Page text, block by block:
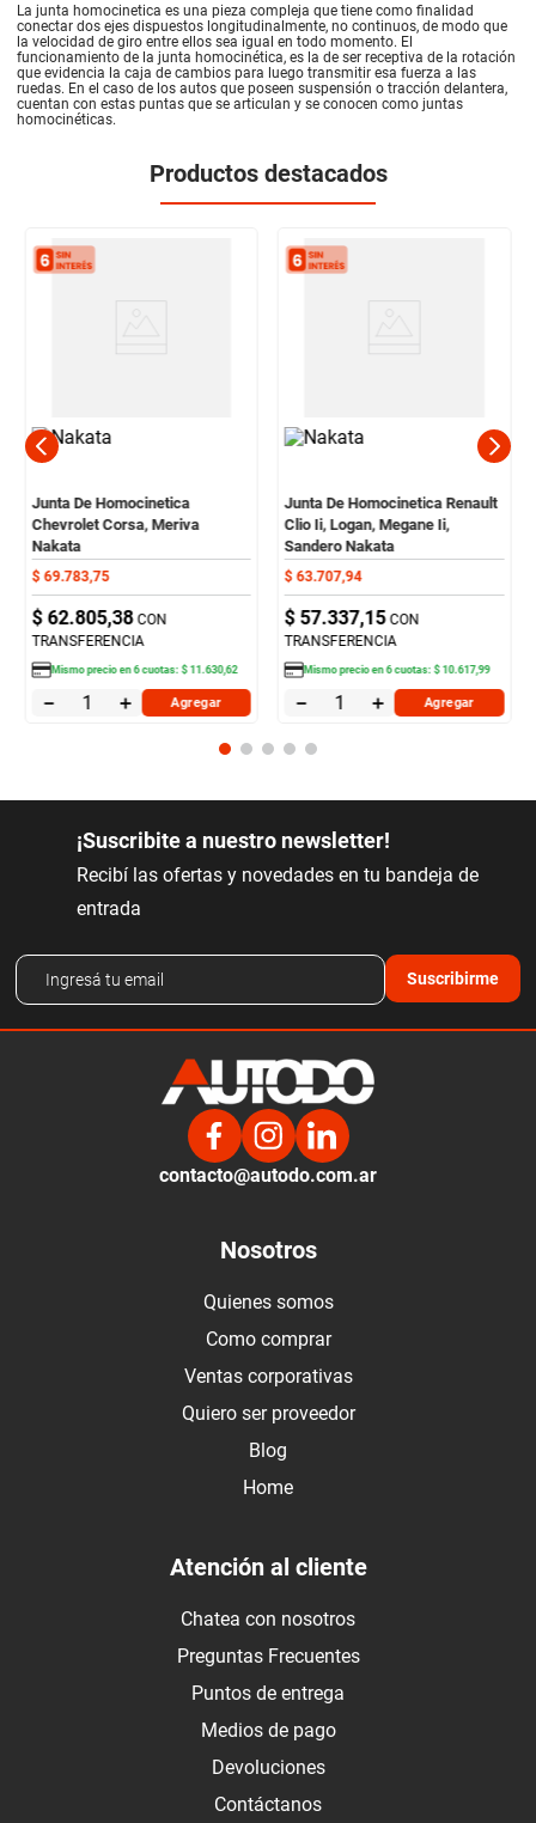
La junta homocinetica es una pieza compleja que tiene como finalidad
conectar dos ejes dispuestos longitudinalmente, no continuos, de modo que
la velocidad de giro entre ellos sea igual en todo momento. El
funcionamiento de la junta homocinética, es la de ser receptiva de la rotación
que evidencia la caja de cambios para luego transmitir esa fuerza a las
ruedas. En el caso de los autos que poseen suspensión o tracción delantera,
cuentan con estas puntas que se articulan y se conocen como juntas
homocinéticas.
Productos destacados
Junta De Homocinetica
Chevrolet Corsa, Meriva
Nakata
$ 69.783,75
$ 62.805,38 CON
TRANSFERENCIA
Mismo precio en6cuotas:$ 11 .630,62
＋
－ Agregar
Junta De Homocinetica Renault
Clio Ii, Logan, Megane Ii,
Sandero Nakata
$ 63.707,94
$ 57.337,15 CON
TRANSFERENCIA
Mismo precio en6cuotas:$ 10.617,99
＋
－ Agregar
¡Suscribite a nuestro newsletter!
Recibí las ofertas y novedades en tu bandeja de
entrada
Suscribirme
contacto@autodo.com.ar
Nosotros
Quienes somos
Como comprar
Ventas corporativas
Quiero ser proveedor
Blog
Home
Atención al cliente
Chatea con nosotros
Preguntas Frecuentes
Puntos de entrega
Medios de pago
Devoluciones
Contáctanos